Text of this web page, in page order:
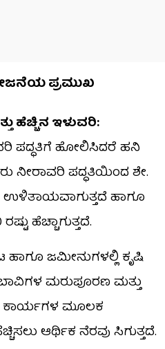
ಪ್ರಮುಖ
ಹೆಚ್ಚಿನ ಇಳುವರಿ:
ಪದ್ಧತಿಗೆ ಹೋಲಿಸಿದರೆ ಹನಿ
ನೀರಾವರಿ ಪದ್ಧತಿಯಿಂದ ಶೇ.
ಉಳಿತಾಯವಾಗುತ್ತದೆ ಹಾಗೂ
ಹೆಚ್ಚಾಗುತ್ತದೆ.
ಜಮೀನುಗಳಲ್ಲಿ ಕೃಷಿ
ಬಾವಿಗಳ ಮರುಪೂರಣ ಮತ್ತು
ಕಾರ್ಯಗಳ ಮೂಲಕ
ಆರ್ಥಿಕ ನೆರವು ಸಿಗುತ್ತದೆ.